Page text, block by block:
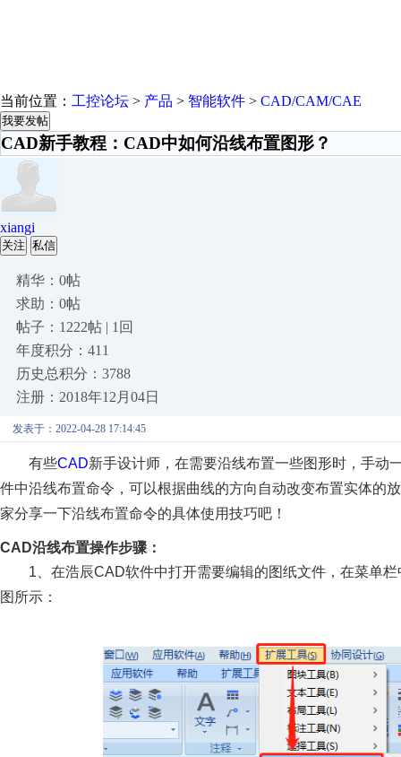
当前位置： 工控论坛 > 产品 > 智能软件 > CAD/CAM/CAE
我要发帖
CAD新手教程：CAD中如何沿线布置图形？
xiangi
关注 私信
精华：0帖
求助：0帖
帖子：1222帖 | 1回
年度积分：411
历史总积分：3788
注册：2018年12月04日
发表于：2022-04-28 17:14:45
有些CAD新手设计师，在需要沿线布置一些图形时，手动
件中沿线布置命令，可以根据曲线的方向自动改变布置实体的
家分享一下沿线布置命令的具体使用技巧吧！
CAD沿线布置操作步骤：
1、在浩辰CAD软件中打开需要编辑的图纸文件，在菜单
图所示：